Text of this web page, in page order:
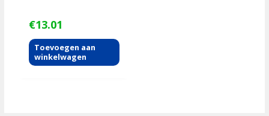
€13.01
Toevoegen aan
winkelwagen